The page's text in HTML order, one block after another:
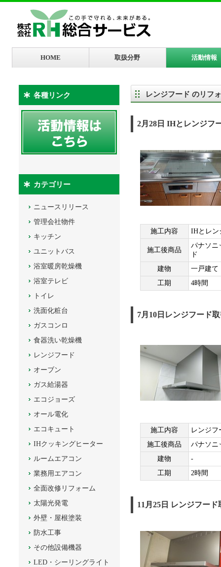
HOME 取扱分野 活動情報
レンジフード のリフ
2月28日 IHとレンジフ
施工内容 IHとレン
施工後商品
パナソ
ド
建物
一戸建て
工期
4時間
7月10日レンジフード
施工内容
レンジ
施工後商品
パナソ
建物
-
工期
2時間
11月25日 レンジフー
各種リンク
カテゴリー
ニュースリリース
管理会社物件
キッチン
ユニットバス
浴室暖房乾燥機
浴室テレビ
トイレ
洗面化粧台
ガスコンロ
食器洗い乾燥機
レンジフード
オーブン
ガス給湯器
エコジョーズ
オール電化
エコキュート
IHクッキングヒーター
ルームエアコン
業務用エアコン
全面改修リフォーム
太陽光発電
外壁・屋根塗装
防水工事
その他設備機器
LED・シーリングライト